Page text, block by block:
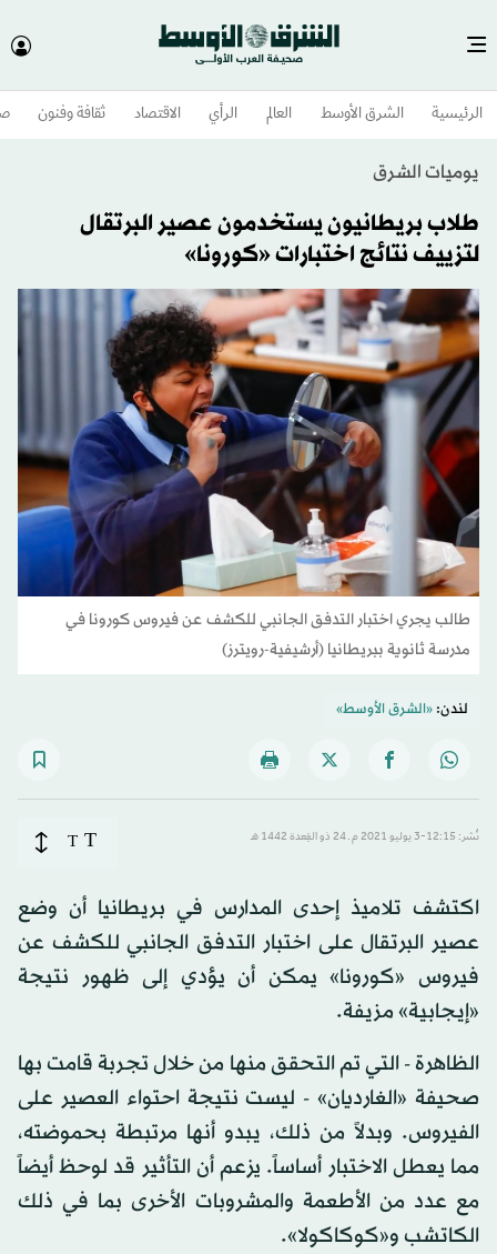
الرئيسية الشرق الأوسط​ العالم الرأي الاقتصاد ثقافة وفنون
يوميات الشرق
طلاب بريطانيون يستخدمون عصير البرتقال
لتزييف نتائج اختبارات «كورونا»
طالب يجري اختبار التدفق الجانبي للكشف عن فيروس كورونا في
مدرسة ثانوية ببريطانيا (أرشيفية-رويترز)
لندن:«الشرق الأوسط»
نُشر: 12:15-3 يوليو 2021 م ـ 24 ذو القِعدة 1442 هـ T
T
اكتشف تلاميذ إحدى المدارس في بريطانيا أن وضع
عصير البرتقال على اختبار التدفق الجانبي للكشف عن
فيروس «كورونا» يمكن أن يؤدي إلى ظهور نتيجة
«إيجابية» مزيفة.
الظاهرة - التي تم التحقق منها من خلال تجربة قامت بها
صحيفة «الغارديان» - ليست نتيجة احتواء العصير على
الفيروس. وبدلاً من ذلك، يبدو أنها مرتبطة بحموضته،
مما يعطل الاختبار أساساً. يزعم أن التأثير قد لوحظ أيضاً
مع عدد من الأطعمة والمشروبات الأخرى بما في ذلك
الكاتشب و«كوكاكولا».